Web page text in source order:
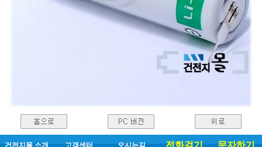
건전지몰 소개 고객센터 오시는길